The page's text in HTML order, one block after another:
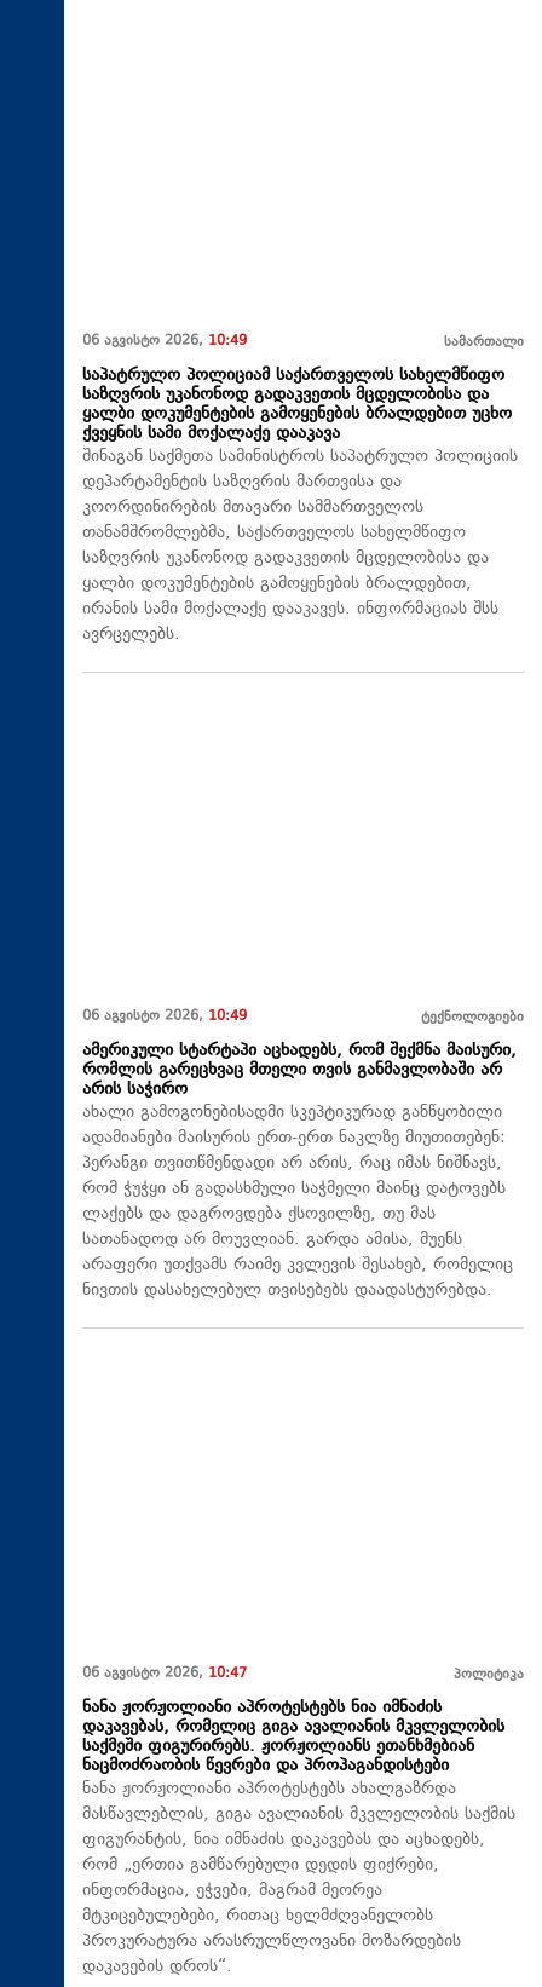
06 აგვისტო 2026, 10:49 სამართალი
საპატრულო პოლიციამ საქართველოს სახელმწიფო
საზღვრის უკანონოდ გადაკვეთის მცდელობისა და
ყალბი დოკუმენტების გამოყენების ბრალდებით უცხო
ქვეყნის სამი მოქალაქე დააკავა
შინაგან საქმეთა სამინისტროს საპატრულო პოლიციის
დეპარტამენტის საზღვრის მართვისა და
კოორდინირების მთავარი სამმართველოს
თანამშრომლებმა, საქართველოს სახელმწიფო
საზღვრის უკანონოდ გადაკვეთის მცდელობისა და
ყალბი დოკუმენტების გამოყენების ბრალდებით,
ირანის სამი მოქალაქე დააკავეს. ინფორმაციას შსს
ავრცელებს.
06 აგვისტო 2026, 10:49 ტექნოლოგიები
ამერიკული სტარტაპი აცხადებს, რომ შექმნა მაისური,
რომლის გარეცხვაც მთელი თვის განმავლობაში არ
არის საჭირო
ახალი გამოგონებისადმი სკეპტიკურად განწყობილი
ადამიანები მაისურის ერთ-ერთ ნაკლზე მიუთითებენ:
პერანგი თვითწმენდადი არ არის, რაც იმას ნიშნავს,
რომ ჭუჭყი ან გადასხმული საჭმელი მაინც დატოვებს
ლაქებს და დაგროვდება ქსოვილზე, თუ მას
სათანადოდ არ მოუვლიან. გარდა ამისა, მუენს
არაფერი უთქვამს რაიმე კვლევის შესახებ, რომელიც
ნივთის დასახელებულ თვისებებს დაადასტურებდა.
06 აგვისტო 2026, 10:47 პოლიტიკა
ნანა ჟორჟოლიანი აპროტესტებს ნია იმნაძის
დაკავებას, რომელიც გიგა ავალიანის მკვლელობის
საქმეში ფიგურირებს. ჟორჟოლიანს ეთანხმებიან
ნაცმოძრაობის წევრები და პროპაგანდისტები
ნანა ჟორჟოლიანი აპროტესტებს ახალგაზრდა
მასწავლებლის, გიგა ავალიანის მკვლელობის საქმის
ფიგურანტის, ნია იმნაძის დაკავებას და აცხადებს,
რომ „ერთია გამწარებული დედის ფიქრები,
ინფორმაცია, ეჭვები, მაგრამ მეორეა
მტკიცებულებები, რითაც ხელმძღვანელობს
პროკურატურა არასრულწლოვანი მოზარდების
დაკავების დროს“.